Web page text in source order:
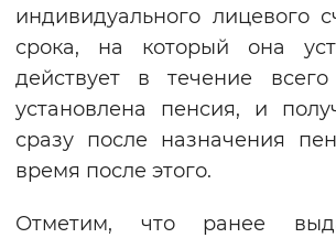
индивидуального лицевого
срока, на который она
действует в течение
установлена пенсия, и
сразу после назначения
время после этого.
Отметим, что ранее